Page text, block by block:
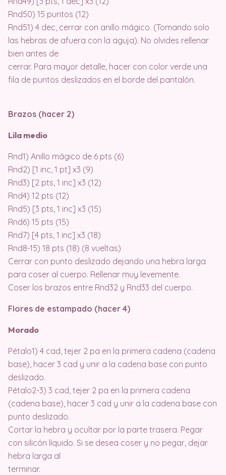
Rnd50) 15 puntos (12)
Rnd51) 4 dec, cerrar con anillo mágico. (Tomando solo
las hebras de afuera con la aguja). No olvides rellenar
bien antes de
cerrar. Para mayor detalle, hacer con color verde una
fila de puntos deslizados en el borde del pantalón.
Brazos (hacer 2)
Lila medio
Rnd1) Anillo mágico de 6 pts (6)
Rnd2) [1 inc, 1 pt] x3 (9)
Rnd3) [2 pts, 1 inc] x3 (12)
Rnd4) 12 pts (12)
Rnd5) [3 pts, 1 inc] x3 (15)
Rnd6) 15 pts (15)
Rnd7) [4 pts, 1 inc] x3 (18)
Rnd8-15) 18 pts (18) (8 vueltas)
Cerrar con punto deslizado dejando una hebra larga
para coser al cuerpo. Rellenar muy levemente.
Coser los brazos entre Rnd32 y Rnd33 del cuerpo.
Flores de estampado (hacer 4)
Morado
Pétalo1) 4 cad, tejer 2 pa en la primera cadena (cadena
base), hacer 3 cad y unir a la cadena base con punto
deslizado.
Pétalo2-3) 3 cad, tejer 2 pa en la primera cadena
(cadena base), hacer 3 cad y unir a la cadena base con
punto deslizado.
Cortar la hebra y ocultar por la parte trasera. Pegar
con silicón líquido. Si se desea coser y no pegar, dejar
hebra larga al
terminar.